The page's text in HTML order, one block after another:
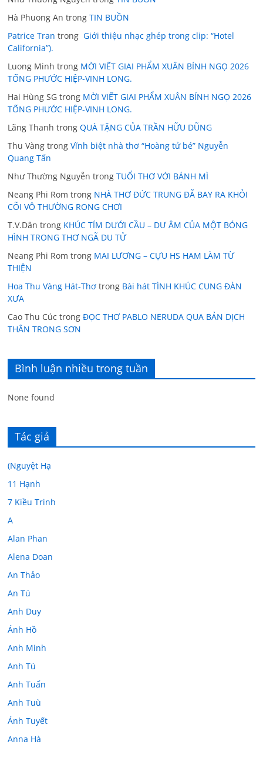
Hà Phuong An trongTIN BUỒN
Patrice Tran trong Giới thiệu nhạc ghép trong clip: “Hotel
California”).
Luong Minh trong MỜI VIẾT GIAI PHẨM XUÂN BÍNH NGỌ 2026
TỐNG PHƯỚC HIỆP-VINH LONG.
Hai Hùng SG trong MỜI VIẾT GIAI PHẨM XUÂN BÍNH NGỌ 2026
TỐNG PHƯỚC HIỆP-VINH LONG.
Lãng Thanh trongQUÀ TẶNG CỦA TRẦN HỮU DŨNG
Thu Vàng trongVĩnh biệt nhà thơ “Hoàng tử bé” Nguyễn
Quang Tấn
Như Thường Nguyễn trongTUỔI THƠ VỚI BÁNH MÌ
Neang Phi Rom trong NHÀ THƠ ĐỨC TRUNG ĐÃ BAY RA KHỎI
CÕI VÔ THƯỜNG RONG CHƠI
T.V.Dân trong KHÚC TÍM DƯỚI CẦU – DƯ ÂM CỦA MỘT BÓNG
HÌNH TRONG THƠ NGÃ DU TỬ
Neang Phi Rom trong MAI LƯƠNG – CỰU HS HAM LÀM TỪ
THIỆN
Hoa Thu Vàng Hát-Thơ trong Bài hát TÌNH KHÚC CUNG ĐÀN
XƯA
Cao Thu Cúc trongĐỌC THƠ PABLO NERUDA QUA BẢN DỊCH
THÂN TRONG SƠN
Bình luận nhiều trong tuần
None found
Tác giả
(Nguyệt Hạ
11 Hạnh
7 Kiều Trinh
A
Alan Phan
Alena Doan
An Thảo
An Tú
Anh Duy
Ánh Hồ
Anh Minh
Anh Tú
Anh Tuấn
Anh Tuù
Ánh Tuyết
Anna Hà